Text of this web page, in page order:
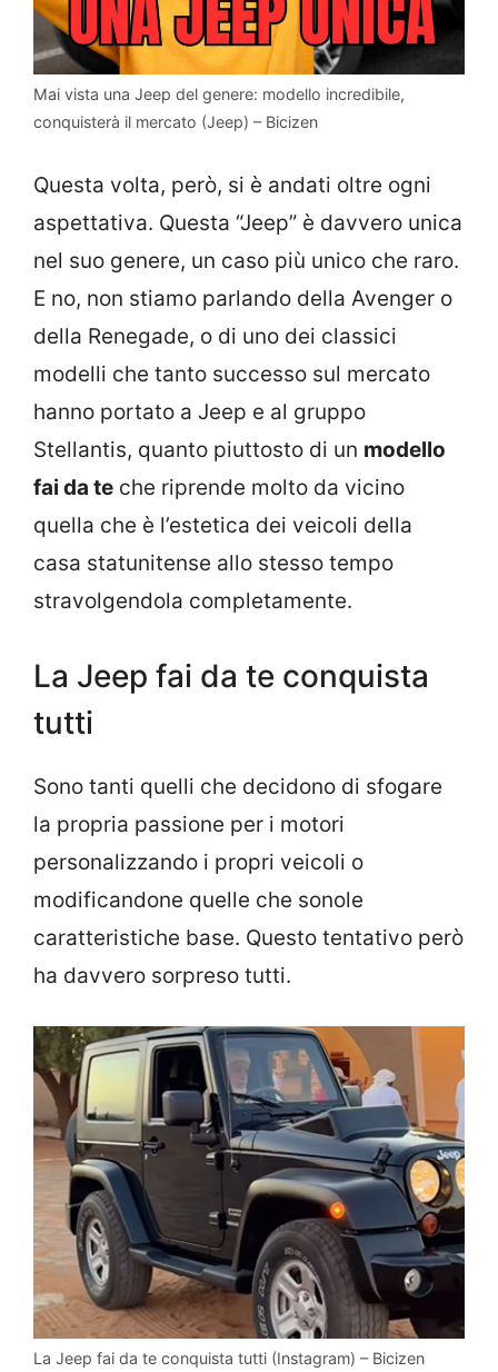
Mai vista una Jeep del genere: modello incredibile,
conquisterà il mercato (Jeep) – Bicizen
Questa volta, però, si è andati oltre ogni
aspettativa. Questa “Jeep” è davvero unica
nel suo genere, un caso più unico che raro.
E no, non stiamo parlando della Avenger o
della Renegade, o di uno dei classici
modelli che tanto successo sul mercato
hanno portato a Jeep e al gruppo
Stellantis, quanto piuttosto di un modello
fai da te che riprende molto da vicino
quella che è l’estetica dei veicoli della
casa statunitense allo stesso tempo
stravolgendola completamente.
La Jeep fai da te conquista
tutti
Sono tanti quelli che decidono di sfogare
la propria passione per i motori
personalizzando i propri veicoli o
modificandone quelle che sonole
caratteristiche base. Questo tentativo però
ha davvero sorpreso tutti.
La Jeep fai da te conquista tutti (Instagram) – Bicizen